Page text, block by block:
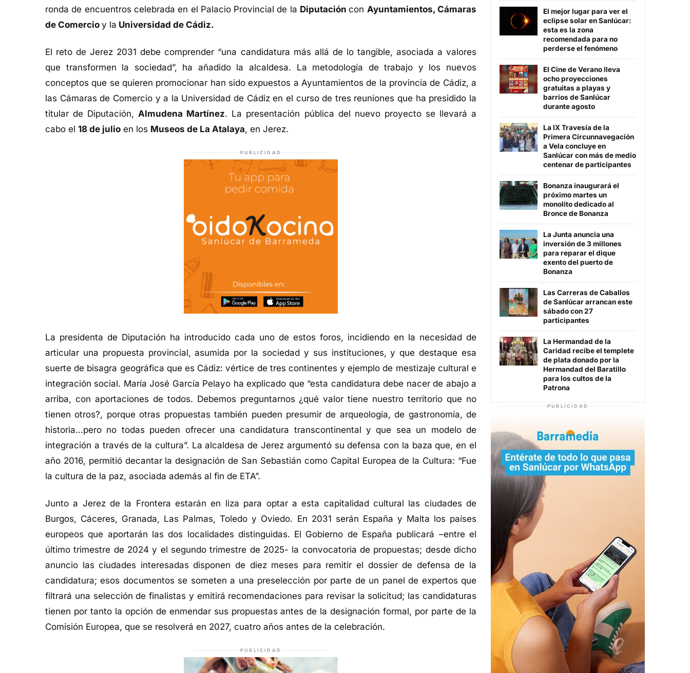
ronda de encuentros celebrada en el Palacio Provincial de la Diputacióncon Ayuntamientos, Cámaras
de Comercio y la Universidad de Cádiz.
El reto de Jerez 2031 debe comprender “una candidatura más allá de lo tangible, asociada a valores
que transformen la sociedad”, ha añadido la alcaldesa. La metodología de trabajo y los nuevos
conceptos que se quieren promocionar han sido expuestos a Ayuntamientos de la provincia de Cádiz, a
las Cámaras de Comercio y a la Universidad de Cádiz en el curso de tres reuniones que ha presidido la
titular de Diputación,Almudena Martínez. La presentación pública del nuevo proyecto se llevará a
cabo el 18 de julio en los Museos de La Atalaya, en Jerez.
PUBLICIDAD
La presidenta de Diputación ha introducido cada uno de estos foros, incidiendo en la necesidad de
articular una propuesta provincial, asumida por la sociedad y sus instituciones, y que destaque esa
suerte de bisagra geográfica que es Cádiz: vértice de tres continentes y ejemplo de mestizaje cultural e
integración social. María José García Pelayo ha explicado que “esta candidatura debe nacer de abajo a
arriba, con aportaciones de todos. Debemos preguntarnos ¿qué valor tiene nuestro territorio que no
tienen otros?, porque otras propuestas también pueden presumir de arqueología, de gastronomía, de
historia…pero no todas pueden ofrecer una candidatura transcontinental y que sea un modelo de
integración a través de la cultura”. La alcaldesa de Jerez argumentó su defensa con la baza que, en el
año 2016, permitió decantar la designación de San Sebastián como Capital Europea de la Cultura: “Fue
la cultura de la paz, asociada además al fin de ETA”.
Junto a Jerez de la Frontera estarán en liza para optar a esta capitalidad cultural las ciudades de
Burgos, Cáceres, Granada, Las Palmas, Toledo y Oviedo. En 2031 serán España y Malta los países
europeos que aportarán las dos localidades distinguidas. El Gobierno de España publicará –entre el
último trimestre de 2024 y el segundo trimestre de 2025- la convocatoria de propuestas; desde dicho
anuncio las ciudades interesadas disponen de diez meses para remitir el dossier de defensa de la
candidatura; esos documentos se someten a una preselección por parte de un panel de expertos que
filtrará una selección de finalistas y emitirá recomendaciones para revisar la solicitud; las candidaturas
tienen por tanto la opción de enmendar sus propuestas antes de la designación formal, por parte de la
Comisión Europea, que se resolverá en 2027, cuatro años antes de la celebración.
PUBLICIDAD
El mejor lugar para ver el
eclipse solar en Sanlúcar:
esta es la zona
recomendada para no
perderse el fenómeno
El Cine de Verano lleva
ocho proyecciones
gratuitas a playas y
barrios de Sanlúcar
durante agosto
La IX Travesía de la
Primera Circunnavegación
a Vela concluye en
Sanlúcar con más de medio
centenar de participantes
Bonanza inaugurará el
próximo martes un
monolito dedicado al
Bronce de Bonanza
La Junta anuncia una
inversión de 3 millones
para reparar el dique
exento del puerto de
Bonanza
Las Carreras de Caballos
de Sanlúcar arrancan este
sábado con 27
participantes
La Hermandad de la
Caridad recibe el templete
de plata donado por la
Hermandad del Baratillo
para los cultos de la
Patrona
PUBLICIDAD